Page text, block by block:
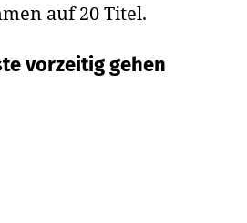
auf 20 Titel.
vorzeitig gehen